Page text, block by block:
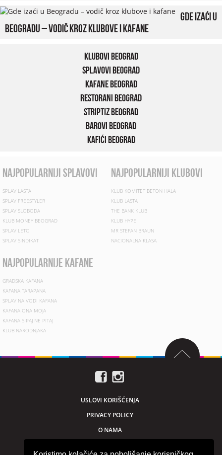
Gde izaći u
Beogradu – vodič kroz klubove i kafane
Klubovi Beograd
Splavovi Beograd
Kafane Beograd
Restorani Beograd
Striptiz Beograd
Barovi Beograd
Kafići Beograd
najpopularniji splavovi
SPLAV LASTA
SPLAV FREESTYLER
SPLAV SLOBODA
KLUB MONEY BEOGRAD
SPLAV LETO
SPLAV SINDIKAT
najpopularniji klubovi
KLUB KOMITET BETON HALA
KLUB LASTA
THE BANK KLUB
KLUB HYPE
MR STEFAN BRAUN
NACIONALNA KLASA
najpopularnije kafane
GRADSKA KAFANA
KAFANA TARAPANA
SPLAV NA VODI KAFANA
KAFANA ONA MOJA
KAFANA SIPAJ NE PITAJ
KLUB NARODNJAKA
USLOVI KORIŠĆENJA
PRIVACY POLICY
O NAMA